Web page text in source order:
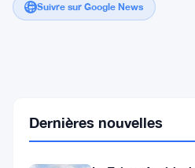
Suivre sur Google News
Dernières nouvelles